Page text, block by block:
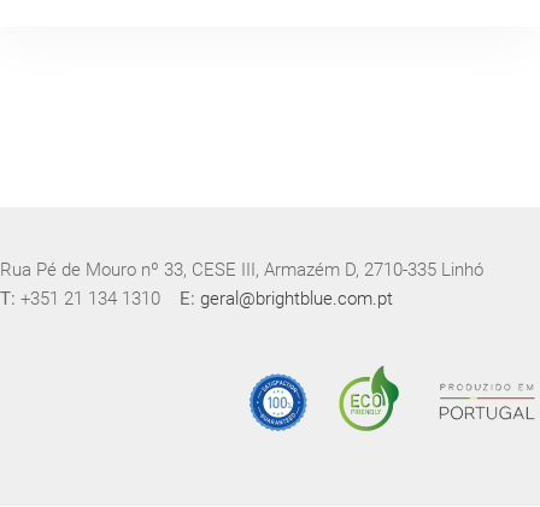
Rua Pé de Mouro nº 33, CESE III, Armazém D, 2710-335 Linhó
T: +351 21 134 1310 E: geral@brightblue.com.pt